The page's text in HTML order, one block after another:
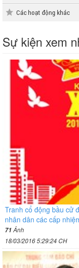
Các hoạt động khác
Sự kiện xem
Tranh cổ động bầu cử
nhân dân các cấp
71Ảnh
18/03/2016 5:29:24 CH